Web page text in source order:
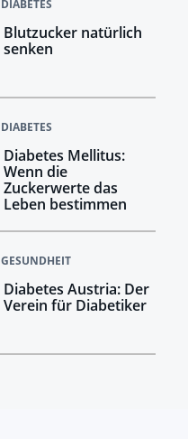
DIABETES
Blutzucker natürlich
senken
DIABETES
Diabetes Mellitus:
Wenn die
Zuckerwerte das
Leben bestimmen
GESUNDHEIT
Diabetes Austria: Der
Verein für Diabetiker